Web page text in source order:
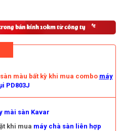
màu bất kỳ khi mua combo máy
PD803J
mài sàn Kavar
khi mua máy chà sàn liên hợp